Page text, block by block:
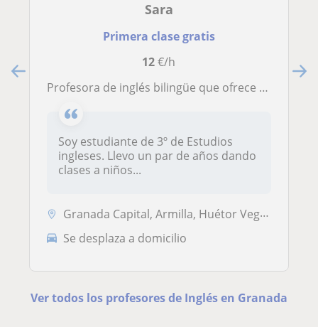
Sara
Primera clase gratis
12€/h
Profesora de inglés bilingüe que ofrece actividades de diferentes estadios para mejorar todas las habilidades del alumno en cada estadio del aprendizaje de un idioma
Soy estudiante de 3º de Estudios
ingleses. Llevo un par de años dando
clases a niños...
Granada Capital, Armilla, Huétor Vega, Maracena
Se desplaza a domicilio
Ver todos los profesores de Inglés en Granada